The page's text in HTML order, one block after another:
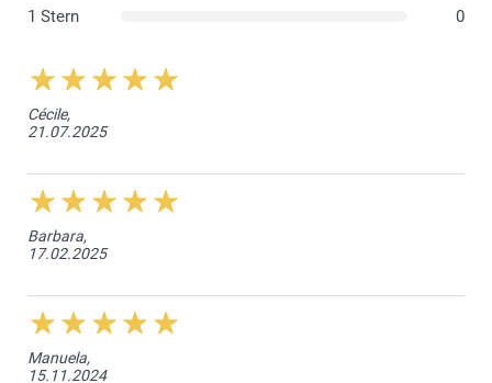
1 Stern
0
Cécile,
21.07.2025
Barbara,
17.02.2025
Manuela,
15.11.2024